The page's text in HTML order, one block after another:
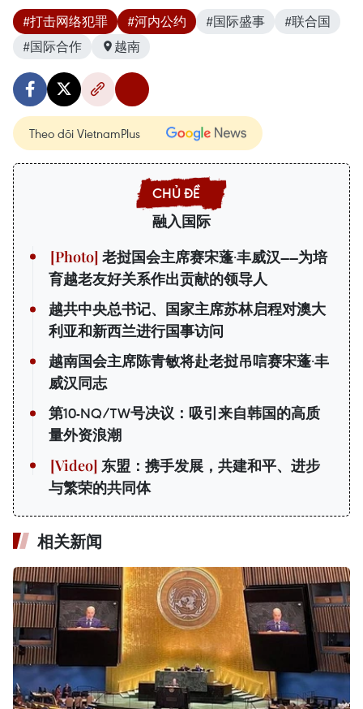
#打击网络犯罪 #河内公约 #国际盛事
#联合国
#国际合作
越南
Theo dõi VietnamPlus
融入国际
老挝国会主席赛宋蓬·丰威汉——为培
育越老友好关系作出贡献的领导人
越共中央总书记、国家主席苏林启程对澳大
利亚和新西兰进行国事访问
越南国会主席陈青敏将赴老挝吊唁赛宋蓬·丰
威汉同志
第10-NQ/TW号决议：吸引来自韩国的高质
量外资浪潮
东盟：携手发展，共建和平、进步
与繁荣的共同体
相关新闻